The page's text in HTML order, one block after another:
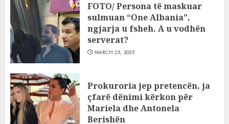
FOTO/ Persona të maskuar
sulmuan “One Albania”,
ngjarja u fsheh. A u vodhën
serverat?
MARCH 25, 2025
Prokuroria jep pretencën, ja
çfarë dënimi kërkon për
Mariela dhe Antonela
Berishën